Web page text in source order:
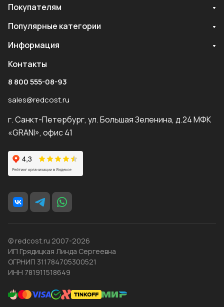
Покупателям
Популярные категории
Информация
Контакты
8 800 555-08-93
sales@redcost.ru
г. Санкт-Петербург, ул. Большая Зеленина, д.24 МФК
«GRANI», офис 41
© redcost.ru 2007-2026
ИП Грядицкая Линда Сергеевна
ОГРНИП 311784705300521
ИНН 781911518649